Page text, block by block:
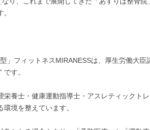
」フィットネスMIRANESSは、厚生労働大
す。
養士・健康運動指導士・アスレティックト
境を整えています。